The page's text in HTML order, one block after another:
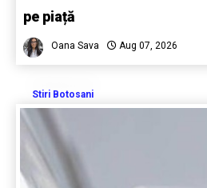
pe piață
Oana Sava Aug 07, 2026
Stiri Botosani